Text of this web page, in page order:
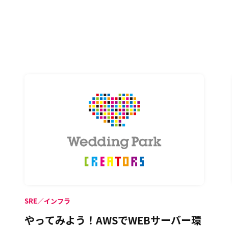
やってみよう！AWSでWEBサーバー環
SRE／インフラ